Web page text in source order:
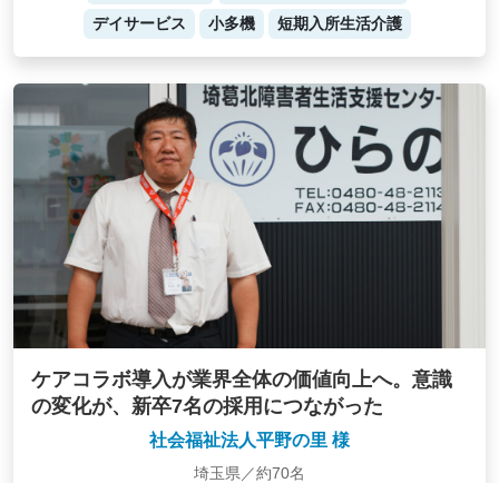
デイサービス
小多機 短期入所生活介護
ケアコラボ導入が業界全体の価値向上へ。意識
の変化が、新卒7名の採用につながった
社会福祉法人平野の里 様
埼玉県／約70名